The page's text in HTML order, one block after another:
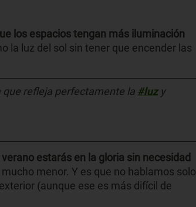
los espacios tengan más iluminación
la luz del sol sin tener que encender las
que refleja perfectamente la #luzy
verano estarás en la gloria sin necesidad
menor. Y es que no hablamos solo
(aunque ese es más difícil de